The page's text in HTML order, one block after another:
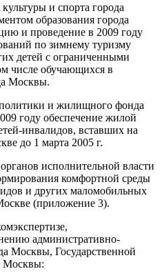
и спорта города
образования города
и проведение в 2009 году
по зимнему туризму
детей с ограниченными
числе обучающихся в
Москвы.
и жилищного фонда
году обеспечение жилой
инвалидов, вставших на
до 1 марта 2005 г.
исполнительной власти
комфортной среды
и других маломобильных
(приложение 3).
административно-
Москвы, Государственной
Москвы: